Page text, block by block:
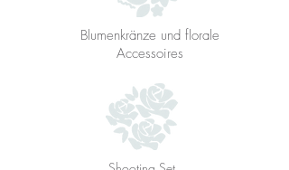
Blumenkränze und florale
Accessoires